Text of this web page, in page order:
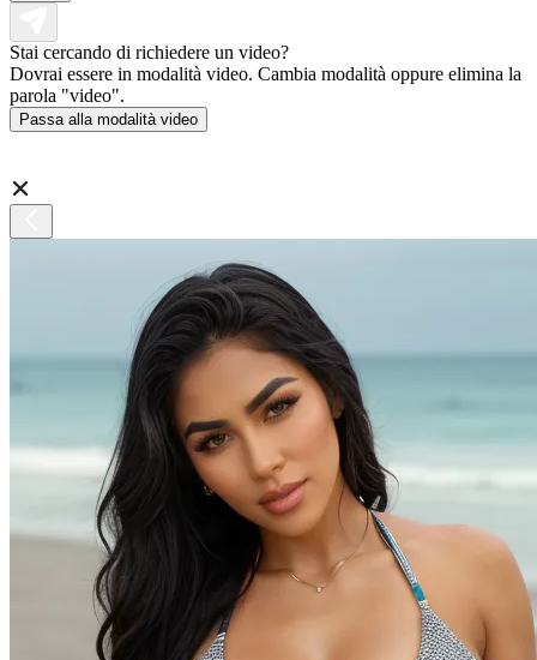
Stai cercando di richiedere un video?
Dovrai essere in modalità video. Cambia modalità oppure elimina la
parola "video".
Passa alla modalità video